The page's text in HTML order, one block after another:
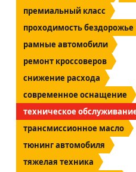
премиальный класс
проходимость бездорожье
рамные автомобили
ремонт кроссоверов
снижение расхода
современное оснащение
техническое
трансмиссионное масло
тюнинг автомобиля
тяжелая техника